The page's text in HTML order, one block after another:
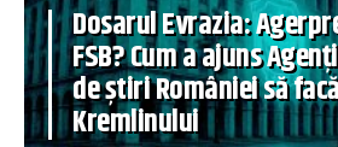
Dosarul Evrazia:
FSB? Cum a ajuns
de știri României să
Kremlinului